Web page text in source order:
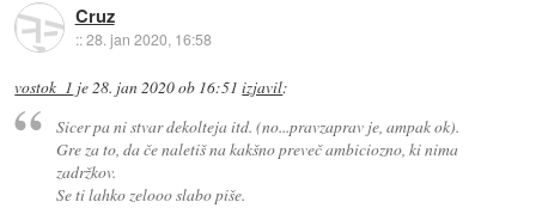
Cruz
::28. jan 2020, 16:58
vostok_1 je 28. jan 2020 ob 16:51 izjavil:
Sicer pa ni stvar dekolteja itd. (no...pravzaprav je, ampak ok).
Gre za to, da če naletiš na kakšno preveč ambiciozno, ki nima
zadržkov.
Se ti lahko zelooo slabo piše.